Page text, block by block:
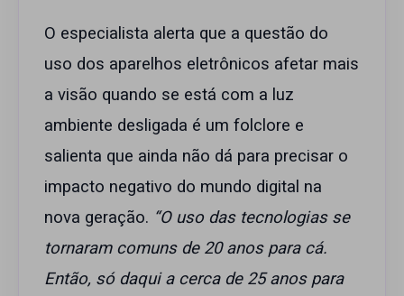
O especialista alerta que a questão do
uso dos aparelhos eletrônicos afetar mais
a visão quando se está com a luz
ambiente desligada é um folclore e
salienta que ainda não dá para precisar o
impacto negativo do mundo digital na
nova geração. “O uso das tecnologias se
tornaram comuns de 20 anos para cá.
Então, só daqui a cerca de 25 anos para